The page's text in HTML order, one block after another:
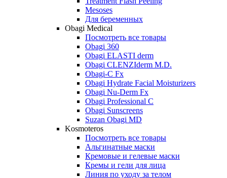
Mesoses
Для беременных
Obagi Medical
Посмотреть все товары
Obagi 360
Obagi ELASTI derm
Obagi CLENZIderm M.D.
Obagi-C Fx
Obagi Hydrate Facial Moisturizers
Obagi Nu-Derm Fx
Obagi Professional C
Obagi Sunscreens
Suzan Obagi MD
Kosmoteros
Посмотреть все товары
Альгинатные маски
Кремовые и гелевые маски
Кремы и гели для лица
Линия по уходу за телом